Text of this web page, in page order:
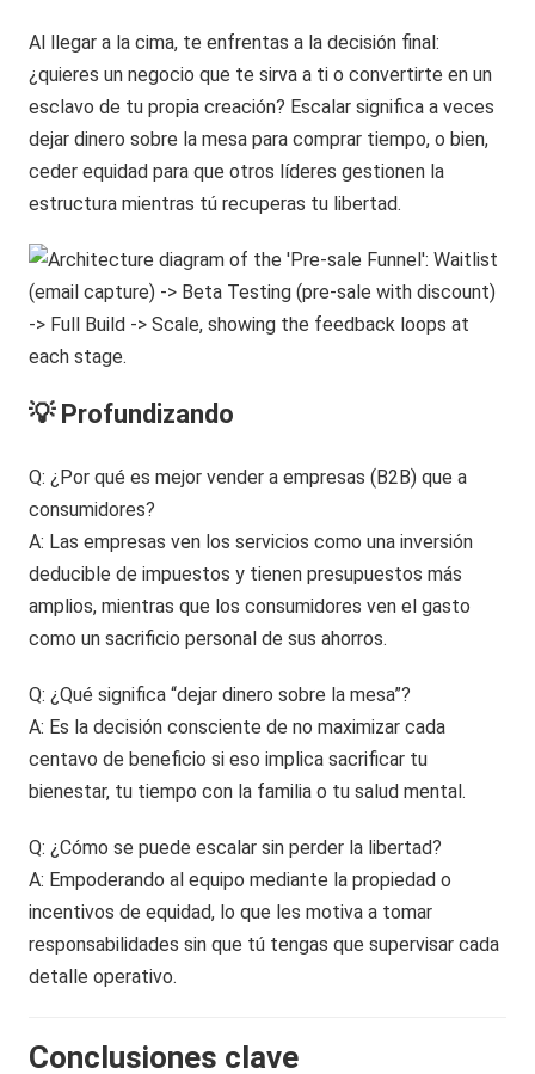
Al llegar a la cima, te enfrentas a la decisión final:
¿quieres un negocio que te sirva a ti o convertirte en un
esclavo de tu propia creación? Escalar significa a veces
dejar dinero sobre la mesa para comprar tiempo, o bien,
ceder equidad para que otros líderes gestionen la
estructura mientras tú recuperas tu libertad.
💡 Profundizando
Q: ¿Por qué es mejor vender a empresas (B2B) que a
consumidores?
A: Las empresas ven los servicios como una inversión
deducible de impuestos y tienen presupuestos más
amplios, mientras que los consumidores ven el gasto
como un sacrificio personal de sus ahorros.
Q: ¿Qué significa “dejar dinero sobre la mesa”?
A: Es la decisión consciente de no maximizar cada
centavo de beneficio si eso implica sacrificar tu
bienestar, tu tiempo con la familia o tu salud mental.
Q: ¿Cómo se puede escalar sin perder la libertad?
A: Empoderando al equipo mediante la propiedad o
incentivos de equidad, lo que les motiva a tomar
responsabilidades sin que tú tengas que supervisar cada
detalle operativo.
Conclusiones clave